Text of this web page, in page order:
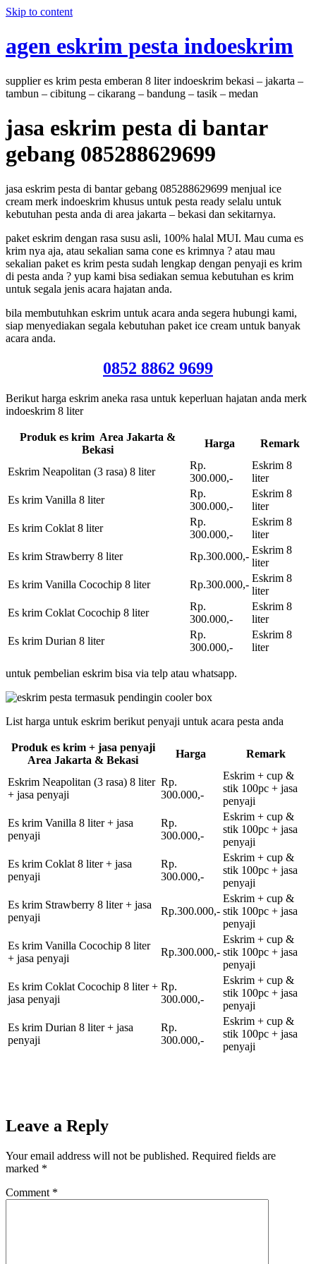
Skip to content
agen eskrim pesta indoeskrim
supplier es krim pesta emberan 8 liter indoeskrim bekasi – jakarta –
tambun – cibitung – cikarang – bandung – tasik – medan
jasa eskrim pesta di bantar
gebang 085288629699
jasa eskrim pesta di bantar gebang 085288629699 menjual ice
cream merk indoeskrim khusus untuk pesta ready selalu untuk
kebutuhan pesta anda di area jakarta – bekasi dan sekitarnya.
paket eskrim dengan rasa susu asli, 100% halal MUI. Mau cuma es
krim nya aja, atau sekalian sama cone es krimnya ? atau mau
sekalian paket es krim pesta sudah lengkap dengan penyaji es krim
di pesta anda ? yup kami bisa sediakan semua kebutuhan es krim
untuk segala jenis acara hajatan anda.
bila membutuhkan eskrim untuk acara anda segera hubungi kami,
siap menyediakan segala kebutuhan paket ice cream untuk banyak
acara anda.
0852 8862 9699
Berikut harga eskrim aneka rasa untuk keperluan hajatan anda merk
indoeskrim 8 liter
Produk es krim Area Jakarta &
Bekasi
Harga Remark
Eskrim Neapolitan (3 rasa) 8 liter
Rp.
300.000,-
Eskrim 8
liter
Es krim Vanilla 8 liter
Rp.
300.000,-
Eskrim 8
liter
Es krim Coklat 8 liter
Rp.
300.000,-
Eskrim 8
liter
Es krim Strawberry 8 liter
Rp.300.000,-
Eskrim 8
liter
Es krim Vanilla Cocochip 8 liter
Rp.300.000,-
Eskrim 8
liter
Es krim Coklat Cocochip 8 liter
Rp.
300.000,-
Eskrim 8
liter
Es krim Durian 8 liter
Rp.
300.000,-
Eskrim 8
liter
untuk pembelian eskrim bisa via telp atau whatsapp.
List harga untuk eskrim berikut penyaji untuk acara pesta anda
Produk es krim + jasa penyaji
Area Jakarta & Bekasi
Harga Remark
Eskrim Neapolitan (3 rasa) 8 liter
+ jasa penyaji
Rp.
300.000,-
Eskrim + cup &
stik 100pc + jasa
penyaji
Es krim Vanilla 8 liter + jasa
penyaji
Rp.
300.000,-
Eskrim + cup &
stik 100pc + jasa
penyaji
Es krim Coklat 8 liter + jasa
penyaji
Rp.
300.000,-
Eskrim + cup &
stik 100pc + jasa
penyaji
Es krim Strawberry 8 liter + jasa
penyaji
Rp.300.000,-
Eskrim + cup &
stik 100pc + jasa
penyaji
Es krim Vanilla Cocochip 8 liter
+ jasa penyaji
Rp.300.000,-
Eskrim + cup &
stik 100pc + jasa
penyaji
Es krim Coklat Cocochip 8 liter +
jasa penyaji
Rp.
300.000,-
Eskrim + cup &
stik 100pc + jasa
penyaji
Es krim Durian 8 liter + jasa
penyaji
Rp.
300.000,-
Eskrim + cup &
stik 100pc + jasa
penyaji
Leave a Reply
Your email address will not be published. Required fields are
marked *
Comment *